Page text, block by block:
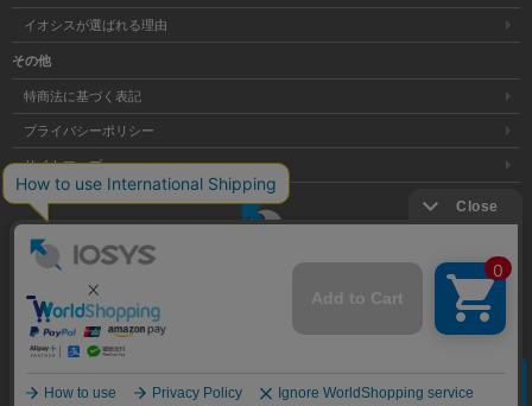
イオシスが選ばれる理由
その他
特商法に基づく表記
プライバシーポリシー
サイトマップ
大阪府公安委員会発行 古物商許可証 第621121002176号
Copyright © 株式会社イオシス All Rights Reserved. クリア
商品を探す